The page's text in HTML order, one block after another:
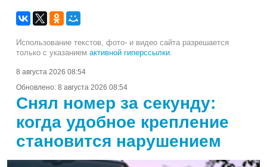
Использование текстов, фото- и видео сайта разрешается
только с указанием активной гиперссылки
8 августа 2026 08:54
Обновлено: 8 августа 2026 08:54
Снял номер за секунду:
когда удобное крепление
становится нарушением